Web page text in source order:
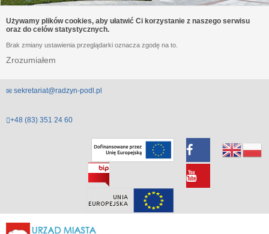
Używamy plików cookies, aby ułatwić Ci korzystanie z naszego serwisu
oraz do celów statystycznych.
Brak zmiany ustawienia przeglądarki oznacza zgodę na to.
Zrozumiałem
sekretariat@radzyn-podl.pl
+48 (83) 351 24 60